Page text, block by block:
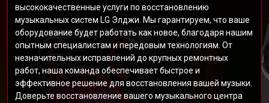
высококачественные услуги по восстановлению
музыкальных систем LG Элджи. Мы гарантируем, что ваше
оборудование будет работать как новое, благодаря нашим
опытным специалистам и передовым технологиям. От
незначительных исправлений до крупных ремонтных
работ, наша команда обеспечивает быстрое и
эффективное решение для восстановления вашей музыки.
Доверьте восстановление вашего музыкального центра